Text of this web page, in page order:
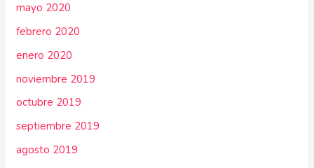
mayo 2020
febrero 2020
enero 2020
noviembre 2019
octubre 2019
septiembre 2019
agosto 2019